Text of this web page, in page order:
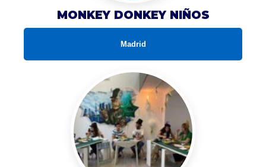
MONKEY DONKEY NIÑOS
Madrid